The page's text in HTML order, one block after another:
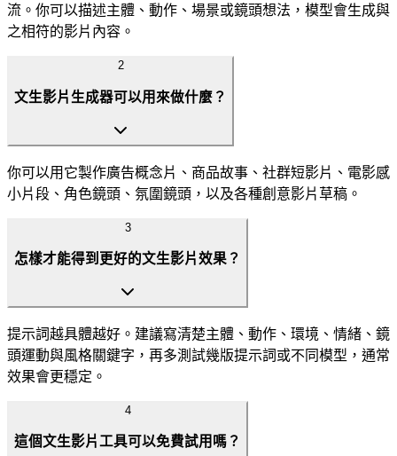
流。你可以描述主體、動作、場景或鏡頭想法，模型會生成與
之相符的影片內容。
2
文生影片生成器可以用來做什麼？
你可以用它製作廣告概念片、商品故事、社群短影片、電影感
小片段、角色鏡頭、氛圍鏡頭，以及各種創意影片草稿。
3
怎樣才能得到更好的文生影片效果？
提示詞越具體越好。建議寫清楚主體、動作、環境、情緒、鏡
頭運動與風格關鍵字，再多測試幾版提示詞或不同模型，通常
效果會更穩定。
4
這個文生影片工具可以免費試用嗎？